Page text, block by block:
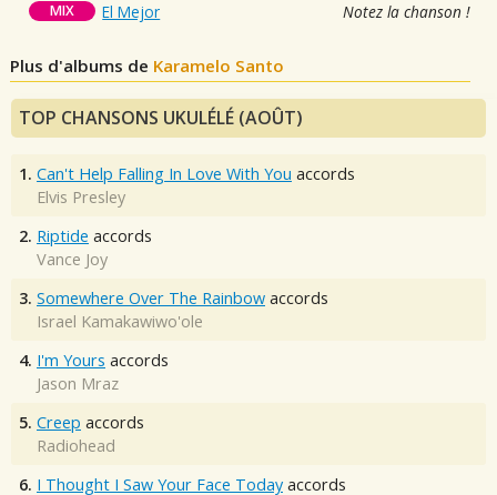
MIX El Mejor Notez la chanson !
Plus d'albums de Karamelo Santo
TOP CHANSONS UKULÉLÉ (AOÛT)
1. Can't Help Falling In Love With You accords
Elvis Presley
2. Riptide accords
Vance Joy
3. Somewhere Over The Rainbow accords
Israel Kamakawiwo'ole
4. I'm Yours accords
Jason Mraz
5. Creep accords
Radiohead
6. I Thought I Saw Your Face Today accords